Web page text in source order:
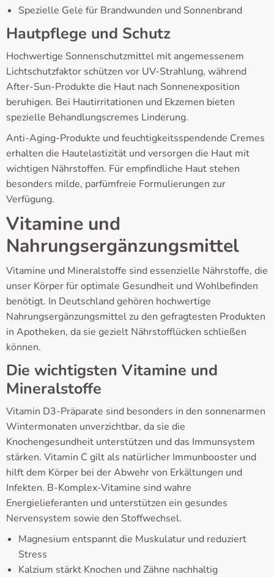
Spezielle Gele für Brandwunden und Sonnenbrand
Hautpflege und Schutz
Hochwertige Sonnenschutzmittel mit angemessenem
Lichtschutzfaktor schützen vor UV-Strahlung, während
After-Sun-Produkte die Haut nach Sonnenexposition
beruhigen. Bei Hautirritationen und Ekzemen bieten
spezielle Behandlungscremes Linderung.
Anti-Aging-Produkte und feuchtigkeitsspendende Cremes
erhalten die Hautelastizität und versorgen die Haut mit
wichtigen Nährstoffen. Für empfindliche Haut stehen
besonders milde, parfümfreie Formulierungen zur
Verfügung.
Vitamine und
Nahrungsergänzungsmittel
Vitamine und Mineralstoffe sind essenzielle Nährstoffe, die
unser Körper für optimale Gesundheit und Wohlbefinden
benötigt. In Deutschland gehören hochwertige
Nahrungsergänzungsmittel zu den gefragtesten Produkten
in Apotheken, da sie gezielt Nährstofflücken schließen
können.
Die wichtigsten Vitamine und
Mineralstoffe
Vitamin D3-Präparate sind besonders in den sonnenarmen
Wintermonaten unverzichtbar, da sie die
Knochengesundheit unterstützen und das Immunsystem
stärken. Vitamin C gilt als natürlicher Immunbooster und
hilft dem Körper bei der Abwehr von Erkältungen und
Infekten. B-Komplex-Vitamine sind wahre
Energielieferanten und unterstützen ein gesundes
Nervensystem sowie den Stoffwechsel.
Magnesium entspannt die Muskulatur und reduziert
Stress
Kalzium stärkt Knochen und Zähne nachhaltig